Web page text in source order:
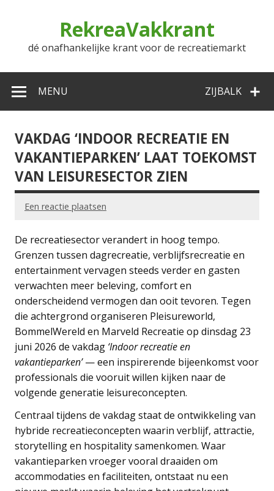
RekreaVakkrant
dé onafhankelijke krant voor de recreatiemarkt
ZIJBALK
MENU
VAKDAG ‘INDOOR RECREATIE EN
VAKANTIEPARKEN’ LAAT TOEKOMST
VAN LEISURESECTOR ZIEN
Een reactie plaatsen
De recreatiesector verandert in hoog tempo.
Grenzen tussen dagrecreatie, verblijfsrecreatie en
entertainment vervagen steeds verder en gasten
verwachten meer beleving, comfort en
onderscheidend vermogen dan ooit tevoren. Tegen
die achtergrond organiseren Pleisureworld,
BommelWereld en Marveld Recreatie op dinsdag 23
juni 2026 de vakdag ‘Indoor recreatie en
vakantieparken’— een inspirerende bijeenkomst voor
professionals die vooruit willen kijken naar de
volgende generatie leisureconcepten.
Centraal tijdens de vakdag staat de ontwikkeling van
hybride recreatieconcepten waarin verblijf, attractie,
storytelling en hospitality samenkomen. Waar
vakantieparken vroeger vooral draaiden om
accommodaties en faciliteiten, ontstaat nu een